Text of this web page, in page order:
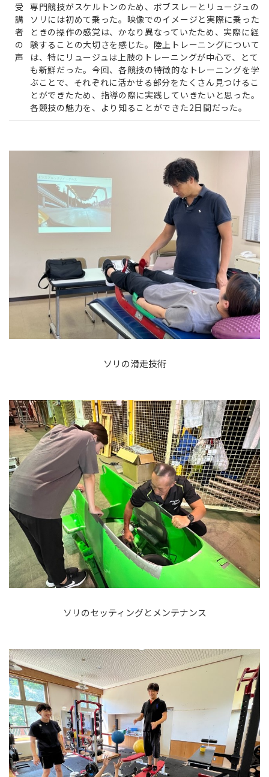
受
講
者
の
声
専門競技がスケルトンのため、ボブスレーとリュージュの
ソリには初めて乗った。映像でのイメージと実際に乗った
ときの操作の感覚は、かなり異なっていたため、実際に経
験することの大切さを感じた。陸上トレーニングについて
は、特にリュージュは上肢のトレーニングが中心で、とて
も新鮮だった。今回、各競技の特徴的なトレーニングを学
ぶことで、それぞれに活かせる部分をたくさん見つけるこ
とができたため、指導の際に実践していきたいと思った。
各競技の魅力を、より知ることができた2日間だった。
ソリの滑走技術
ソリのセッティングとメンテナンス